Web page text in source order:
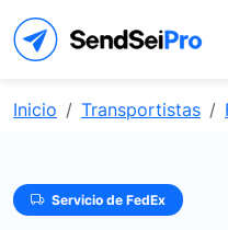
Inicio Transportistas
Servicio de FedEx